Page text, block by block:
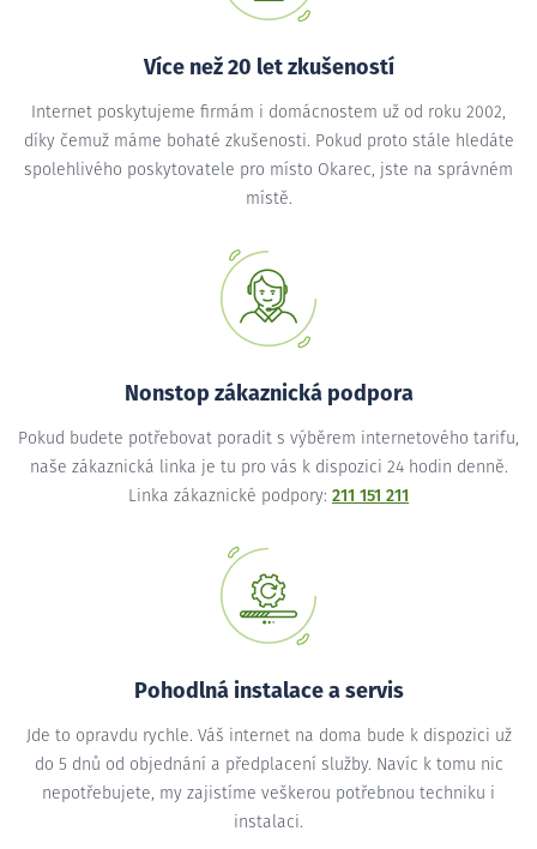
Více než 20 let zkušeností
Internet poskytujeme firmám i domácnostem už od roku 2002,
díky čemuž máme bohaté zkušenosti. Pokud proto stále hledáte
spolehlivého poskytovatele pro místo Okarec, jste na správném
místě.
Nonstop zákaznická podpora
Pokud budete potřebovat poradit s výběrem internetového tarifu,
naše zákaznická linka je tu pro vás k dispozici 24 hodin denně.
Linka zákaznické podpory: 211 151 211
Pohodlná instalace a servis
Jde to opravdu rychle. Váš internet na doma bude k dispozici už
do 5 dnů od objednání a předplacení služby. Navíc k tomu nic
nepotřebujete, my zajistíme veškerou potřebnou techniku i
instalaci.